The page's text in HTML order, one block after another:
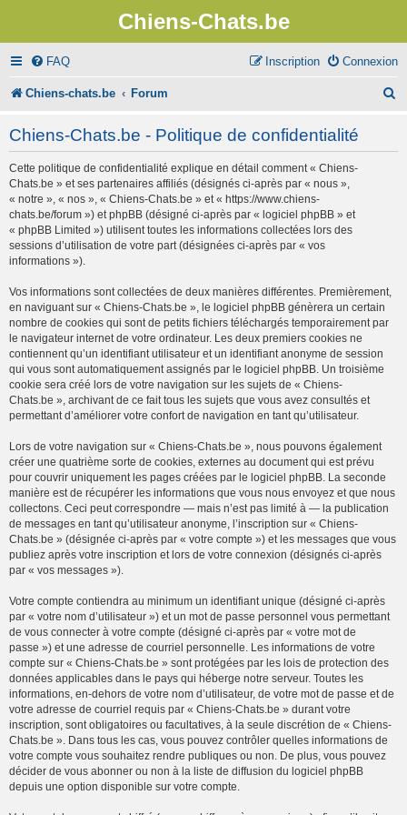
Chiens-Chats.be
FAQ Connexion
Inscription
Chiens-chats.be Forum
Chiens-Chats.be - Politique de confidentialité
Cette politique de confidentialité explique en détail comment « Chiens-
Chats.be » et ses partenaires affiliés (désignés ci-après par « nous »,
« notre », « nos », « Chiens-Chats.be » et « https://www.chiens-
chats.be/forum ») et phpBB (désigné ci-après par « logiciel phpBB » et
« phpBB Limited ») utilisent toutes les informations collectées lors des
sessions d’utilisation de votre part (désignées ci-après par « vos
informations »).
Vos informations sont collectées de deux manières différentes. Premièrement,
en naviguant sur « Chiens-Chats.be », le logiciel phpBB génèrera un certain
nombre de cookies qui sont de petits fichiers téléchargés temporairement par
le navigateur internet de votre ordinateur. Les deux premiers cookies ne
contiennent qu’un identifiant utilisateur et un identifiant anonyme de session
qui vous sont automatiquement assignés par le logiciel phpBB. Un troisième
cookie sera créé lors de votre navigation sur les sujets de « Chiens-
Chats.be », archivant de ce fait tous les sujets que vous avez consultés et
permettant d’améliorer votre confort de navigation en tant qu’utilisateur.
Lors de votre navigation sur « Chiens-Chats.be », nous pouvons également
créer une quatrième sorte de cookies, externes au document qui est prévu
pour couvrir uniquement les pages créées par le logiciel phpBB. La seconde
manière est de récupérer les informations que vous nous envoyez et que nous
collectons. Ceci peut correspondre — mais n’est pas limité à — la publication
de messages en tant qu’utilisateur anonyme, l’inscription sur « Chiens-
Chats.be » (désignée ci-après par « votre compte ») et les messages que vous
publiez après votre inscription et lors de votre connexion (désignés ci-après
par « vos messages »).
Votre compte contiendra au minimum un identifiant unique (désigné ci-après
par « votre nom d’utilisateur ») et un mot de passe personnel vous permettant
de vous connecter à votre compte (désigné ci-après par « votre mot de
passe ») et une adresse de courriel personnelle. Les informations de votre
compte sur « Chiens-Chats.be » sont protégées par les lois de protection des
données applicables dans le pays qui héberge notre serveur. Toutes les
informations, en-dehors de votre nom d’utilisateur, de votre mot de passe et de
votre adresse de courriel requis par « Chiens-Chats.be » durant votre
inscription, sont obligatoires ou facultatives, à la seule discrétion de « Chiens-
Chats.be ». Dans tous les cas, vous pouvez contrôler quelles informations de
votre compte vous souhaitez rendre publiques ou non. De plus, vous pouvez
décider de vous abonner ou non à la liste de diffusion du logiciel phpBB
depuis une option disponible sur votre compte.